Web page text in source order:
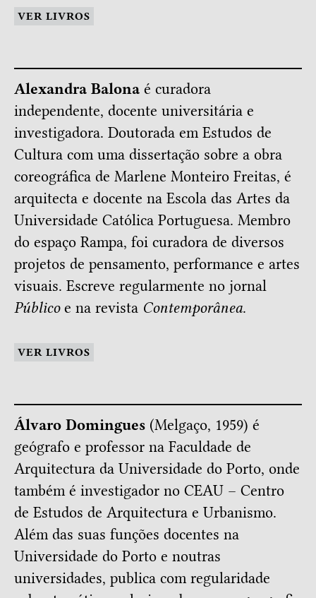
VER LIVROS
Alexandra Balona é curadora
independente, docente universitária e
investigadora. Doutorada em Estudos de
Cultura com uma dissertação sobre a obra
coreográfica de Marlene Monteiro Freitas, é
arquitecta e docente na Escola das Artes da
Universidade Católica Portuguesa. Membro
do espaço Rampa, foi curadora de diversos
projetos de pensamento, performance e artes
visuais. Escreve regularmente no jornal
Públicoe na revista Contemporânea.
VER LIVROS
Álvaro Domingues (Melgaço, 1959) é
geógrafo e professor na Faculdade de
Arquitectura da Universidade do Porto, onde
também é investigador no CEAU – Centro
de Estudos de Arquitectura e Urbanismo.
Além das suas funções docentes na
Universidade do Porto e noutras
universidades, publica com regularidade